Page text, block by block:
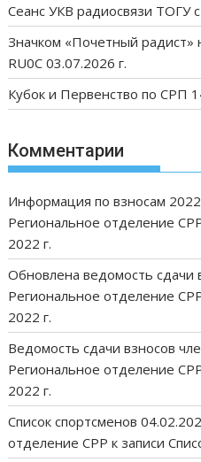
Сеанс УКВ радиосвязи ТОГУ
Значком «Почетный
RU0C 03.07.2026 г.
Кубок и Первенство по СРП
Комментарии
Информация по взносам
Региональное отделение
2022 г.
Обновлена ведомость сдачи
Региональное отделение
2022 г.
Ведомость сдачи взносов
Региональное отделение
2022 г.
Список спортсменов
отделение СРР к записи